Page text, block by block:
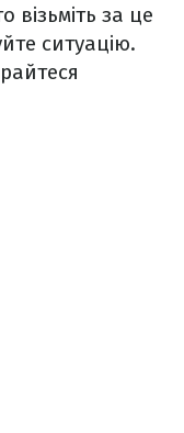
візьміть за це
ситуацію.